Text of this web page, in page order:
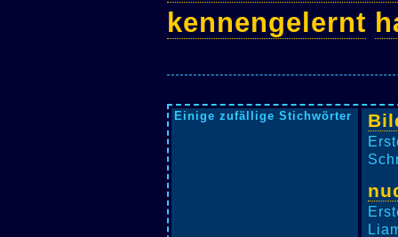
kennengelernt
Einige zufällige Stichwörter